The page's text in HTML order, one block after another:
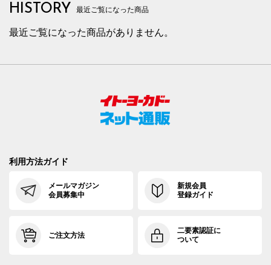
HISTORY 最近ご覧になった商品
最近ご覧になった商品がありません。
利用方法ガイド
メールマガジン
会員募集中
新規会員
登録ガイド
ご注文方法
二要素認証に
ついて